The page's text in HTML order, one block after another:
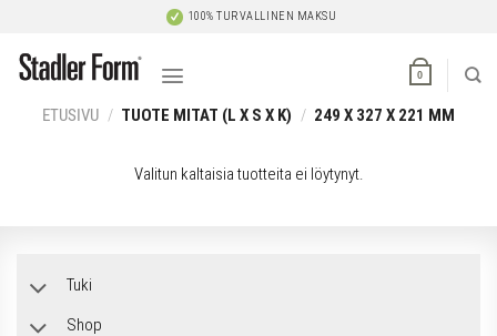
content
100% TURVALLINEN MAKSU
0
ETUSIVU / TUOTE MITAT (L X S X K) / 249 X 327 X 221 MM
Valitun kaltaisia tuotteita ei löytynyt.
Tuki
Shop